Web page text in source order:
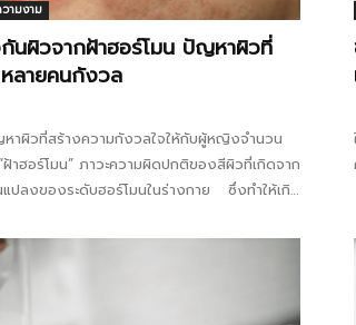
ามงาม
นผิวจากฝ้าฮอร์โมน ปัญหาผิวที่
ลายคนกังวล
าผิวที่สร้างความกังวลใจให้กับผู้หญิงจำนวน
าฮอร์โมน” ภาวะความผิดปกติของสีผิวที่เกิดจาก
แปลงของระดับฮอร์โมนในร่างกาย ซึ่งทำให้เกิด